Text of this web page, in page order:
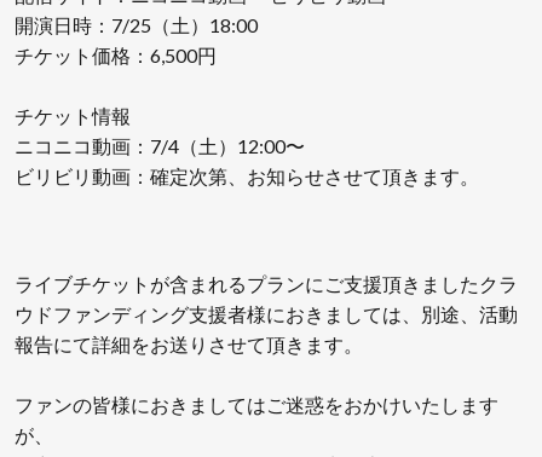
開演日時：7/25（土）18:00
チケット価格：6,500円
チケット情報
ニコニコ動画：7/4（土）12:00〜
ビリビリ動画：確定次第、お知らせさせて頂きます。
ライブチケットが含まれるプランにご支援頂きましたクラ
ウドファンディング支援者様におきましては、別途、活動
報告にて詳細をお送りさせて頂きます。
ファンの皆様におきましてはご迷惑をおかけいたします
が、